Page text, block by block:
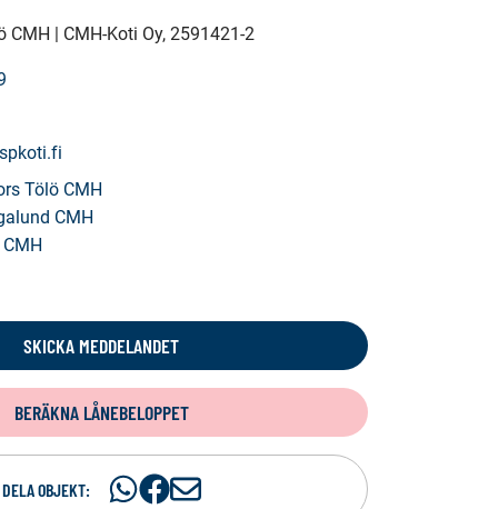
CMH | CMH-Koti Oy, 2591421-2
Tölö CMH
CMH
SKICKA MEDDELANDET
BERÄKNA LÅNEBELOPPET
DELA OBJEKT:
DelaDelaD